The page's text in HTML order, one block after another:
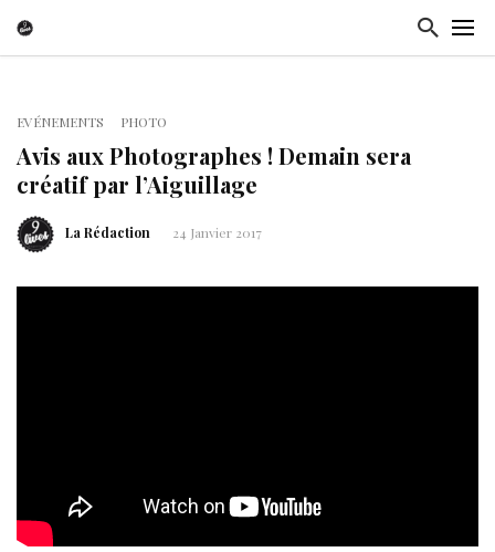
EVÉNEMENTS PHOTO
Avis aux Photographes ! Demain sera
créatif par l’Aiguillage
La Rédaction 24 Janvier 2017